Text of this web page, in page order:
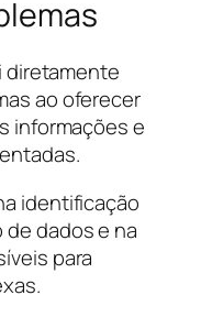
diretamente
ao oferecer
informações e
identificação
dados e na
para